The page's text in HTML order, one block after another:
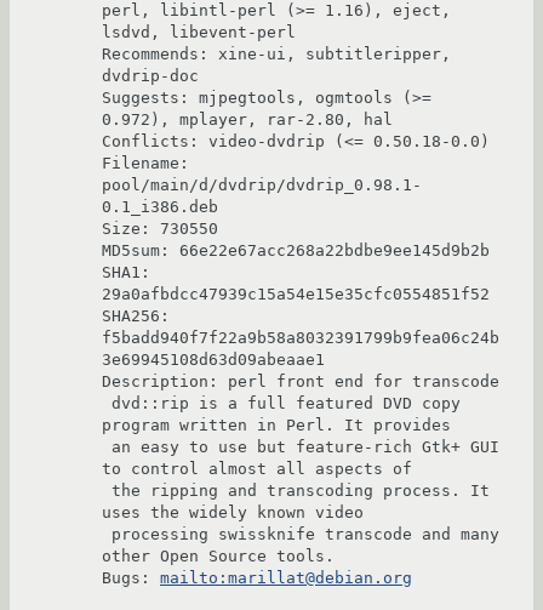
perl, libintl-perl (>= 1.16), eject,
lsdvd, libevent-perl
Recommends: xine-ui, subtitleripper,
dvdrip-doc
Suggests: mjpegtools, ogmtools (>=
0.972), mplayer, rar-2.80, hal
Conflicts: video-dvdrip (<= 0.50.18-0.0)
Filename:
pool/main/d/dvdrip/dvdrip_0.98.1-
0.1_i386.deb
Size: 730550
MD5sum: 66e22e67acc268a22bdbe9ee145d9b2b
SHA1:
29a0afbdcc47939c15a54e15e35cfc0554851f52
SHA256:
f5badd940f7f22a9b58a8032391799b9fea06c24b
3e69945108d63d09abeaae1
Description: perl front end for transcode
program written in Perl. It provides
to control almost all aspects of
uses the widely known video
other Open Source tools.
Bugs: mailto:marillat@debian.org